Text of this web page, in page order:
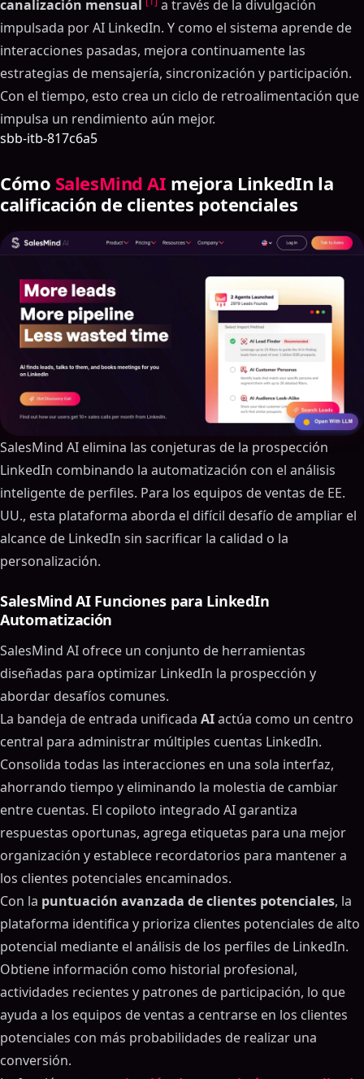
canalización mensual
a través de la divulgación
impulsada por AI LinkedIn. Y como el sistema aprende de
interacciones pasadas, mejora continuamente las
estrategias de mensajería, sincronización y participación.
Con el tiempo, esto crea un ciclo de retroalimentación que
impulsa un rendimiento aún mejor.
sbb-itb-817c6a5
Cómo SalesMind AI mejora LinkedIn la
calificación de clientes potenciales
SalesMind AI elimina las conjeturas de la prospección
LinkedIn combinando la automatización con el análisis
inteligente de perfiles. Para los equipos de ventas de EE.
UU., esta plataforma aborda el difícil desafío de ampliar el
alcance de LinkedIn sin sacrificar la calidad o la
personalización.
SalesMind AI Funciones para LinkedIn
Automatización
SalesMind AI ofrece un conjunto de herramientas
diseñadas para optimizar LinkedIn la prospección y
abordar desafíos comunes.
La bandeja de entrada unificada AIactúa como un centro
central para administrar múltiples cuentas LinkedIn.
Consolida todas las interacciones en una sola interfaz,
ahorrando tiempo y eliminando la molestia de cambiar
entre cuentas. El copiloto integrado AI garantiza
respuestas oportunas, agrega etiquetas para una mejor
organización y establece recordatorios para mantener a
los clientes potenciales encaminados.
Con la puntuación avanzada de clientes potenciales, la
plataforma identifica y prioriza clientes potenciales de alto
potencial mediante el análisis de los perfiles de LinkedIn.
Obtiene información como historial profesional,
actividades recientes y patrones de participación, lo que
ayuda a los equipos de ventas a centrarse en los clientes
potenciales con más probabilidades de realizar una
conversión.